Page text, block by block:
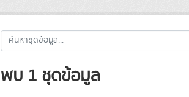
พบ 1 ชุดข้อมูล